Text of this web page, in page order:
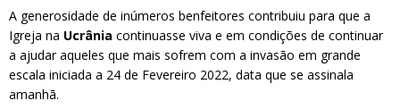
A generosidade de inúmeros benfeitores contribuiu para que a
Igreja na Ucrânia continuasse viva e em condições de continuar
a ajudar aqueles que mais sofrem com a invasão em grande
escala iniciada a 24 de Fevereiro 2022, data que se assinala
amanhã.